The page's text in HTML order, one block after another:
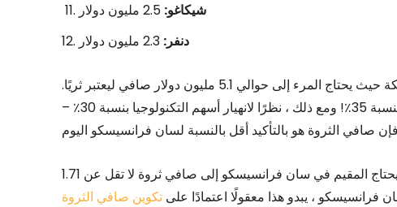
شيكاغو:
دنفر:
لسوء الحظ ، فإن مدينتي سان فرانسيسكو تأخذ الكعكة حيث يحتاج المرء إلى حوالي 5.1 مليون دولار صافي ليعتبر ثريًا.
الرقم أعلى من 3.8 مليون دولار في عام 2021 ، أو زيادة بنسبة 35٪! ومع ذلك ، نظرًا لانهيار أسهم التكنولوجيا بنسبة 30٪ –
ووجد المسح أنه لكي يتم اعتباره “مرتاحًا ماليًا” ، سيحتاج المقيم في سان فرانسيسكو إلى صافي ثروة لا تقل عن 1.71
فرانسيسكو ، يبدو هذا معقولًا اعتمادًا على تكوين صافي الثروة